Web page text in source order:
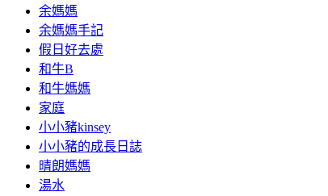
余媽媽
余媽媽手記
假日好去處
和牛B
和牛媽媽
家庭
小小豬kinsey
小小豬的成長日誌
晴朗媽媽
湯水